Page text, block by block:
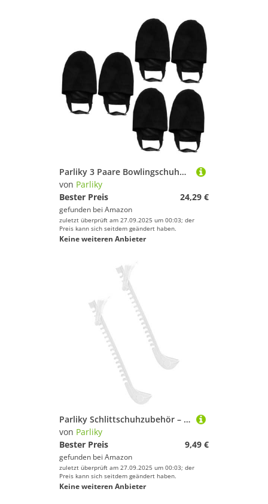
Parliky 3 Paare Bowlingschuhüberzüge Bowling-Sport-Slider Rutschmatte Für Bowlingschuhe Bowling-gleitmatte Schwarzes Bowling Bowling-Schuh-Slider Sneaker-Schutz Überschuhe Baumwolle Black
von Parliky
Bester Preis
24,29 €
gefunden bei Amazon
zuletzt überprüft am 27.09.2025 um 00:03; der
Preis kann sich seitdem geändert haben.
Keine weiteren Anbieter
Parliky Schlittschuhzubehör – 1 Paar Robuste Schlittschuhschoner Verschleißfeste Kufen Schützen Ihre Schlittschuhe
von Parliky
Bester Preis
9,49 €
gefunden bei Amazon
zuletzt überprüft am 27.09.2025 um 00:03; der
Preis kann sich seitdem geändert haben.
Keine weiteren Anbieter